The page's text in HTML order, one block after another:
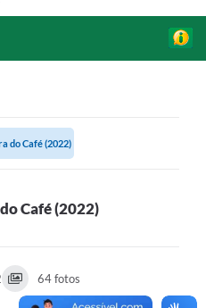
do Café (2022)
Café (2022)
64 fotos